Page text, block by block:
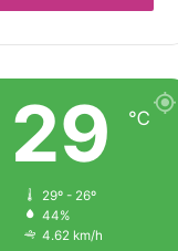
29 ℃
29º - 26º
44%
4.62 km/h